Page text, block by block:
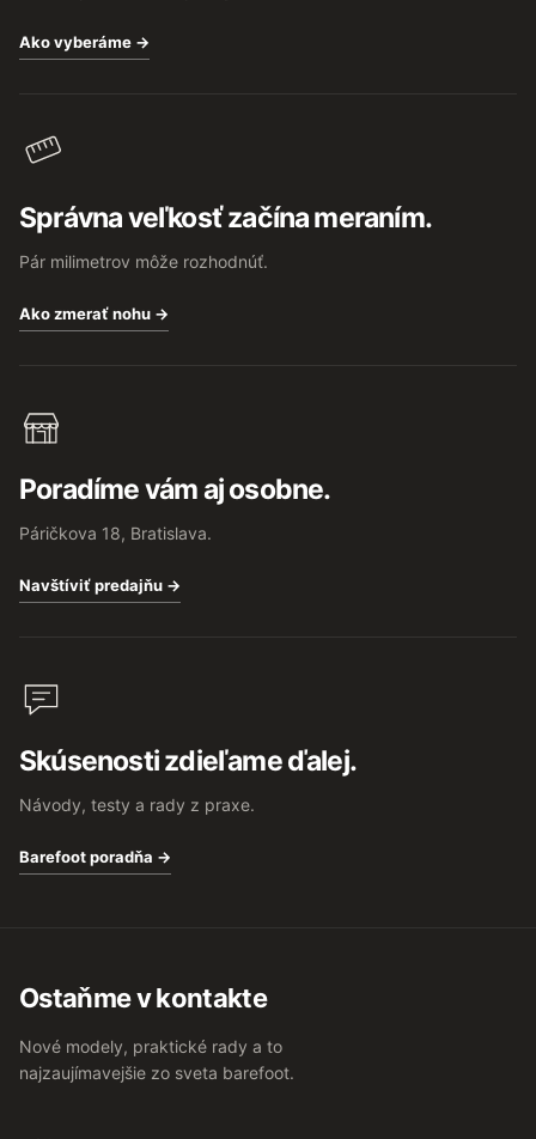
Ako vyberáme →
Správna veľkosť začína meraním.
Pár milimetrov môže rozhodnúť.
Ako zmerať nohu →
Poradíme vám aj osobne.
Páričkova 18, Bratislava.
Navštíviť predajňu →
Skúsenosti zdieľame ďalej.
Návody, testy a rady z praxe.
Barefoot poradňa →
Ostaňme v kontakte
Nové modely, praktické rady a to
najzaujímavejšie zo sveta barefoot.